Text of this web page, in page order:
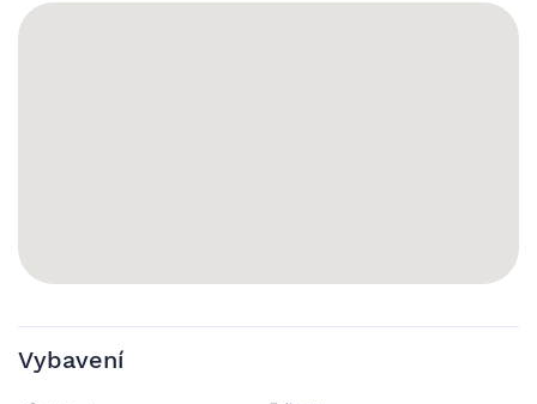
bezpečnostní dveře. Nájemné je zde 5.500,-kč + 2.100,-kč
služby jako je teplá a studená voda, topení atd.. Dále je zde
Vybavení